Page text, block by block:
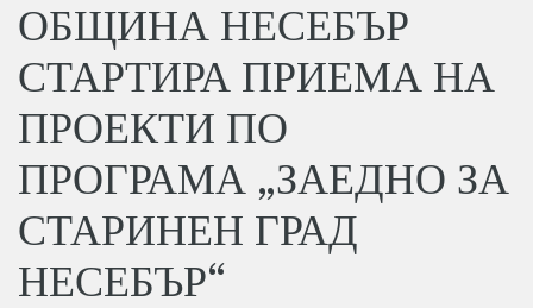
ОБЩИНА НЕСЕБЪР
СТАРТИРА ПРИЕМА НА
ПРОЕКТИ ПО
ПРОГРАМА „ЗАЕДНО ЗА
СТАРИНЕН ГРАД
НЕСЕБЪР“